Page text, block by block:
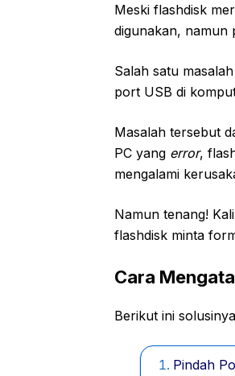
Meski flashdisk
digunakan, namun
Salah satu
port USB di
Masalah tersebut
PC yang error,
mengalami
Namun tenang!
flashdisk minta
Cara
Berikut ini
Pindah